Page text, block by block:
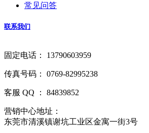
常见问答
联系我们
固定电话： 13790603959
传真号码： 0769-82995238
客服 QQ ： 84839852
营销中心地址：
东莞市清溪镇谢坑工业区金寓一街3号